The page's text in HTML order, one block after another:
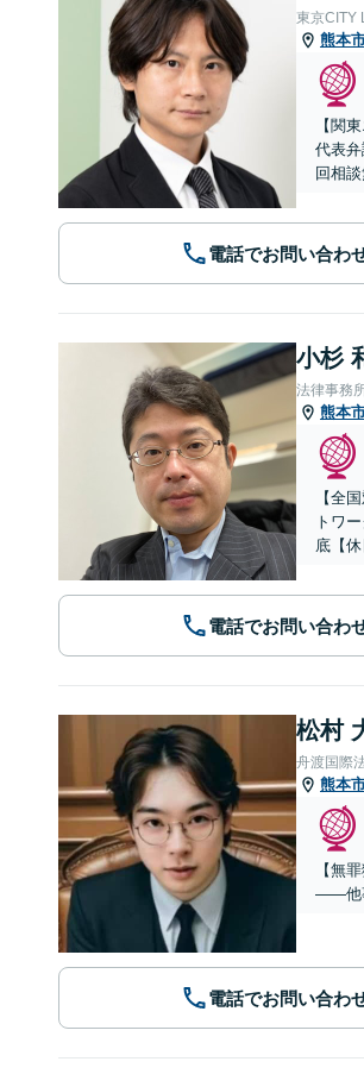
東京CITY
熊本
【関
代表
回相談
電話でお問い合わ
小杉
法律事務
熊本
【全
トワ
底【休
電話でお問い合わ
松村
舟渡国際
熊本
【無
——他
電話でお問い合わ